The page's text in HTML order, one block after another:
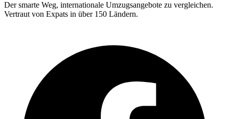
Der smarte Weg, internationale Umzugsangebote zu vergleichen.
Vertraut von Expats in über 150 Ländern.